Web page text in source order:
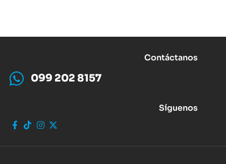
Contáctanos
099 202 8157
Síguenos